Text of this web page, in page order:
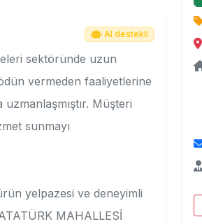
AI destekli
sektöründe uzun
vermeden faaliyetlerine
Müşteri
sunmayı
yelpazesi ve deneyimli
MAHALLESİ